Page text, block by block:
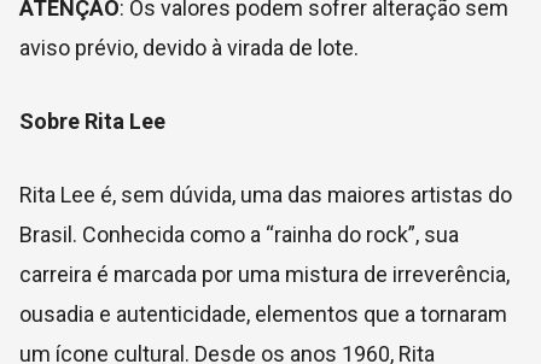
ATENÇÃO: Os valores podem sofrer alteração sem
aviso prévio, devido à virada de lote.
Sobre Rita Lee
Rita Lee é, sem dúvida, uma das maiores artistas do
Brasil. Conhecida como a “rainha do rock”, sua
carreira é marcada por uma mistura de irreverência,
ousadia e autenticidade, elementos que a tornaram
um ícone cultural. Desde os anos 1960, Rita